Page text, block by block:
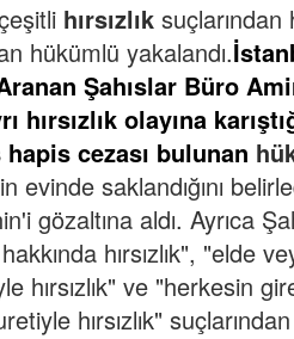
hırsızlık
hükümlü yakalandı.
Şahıslar Büro
hırsızlık olayına
cezası bulunan
evinde saklandığını
gözaltına aldı. Ayrıca
hırsızlık", "elde
hırsızlık" ve "herkesin
hırsızlık"